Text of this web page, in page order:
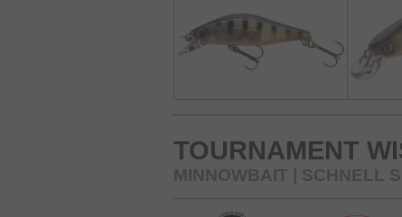
TOURNAMENT
MINNOWBAIT | SCHNELL